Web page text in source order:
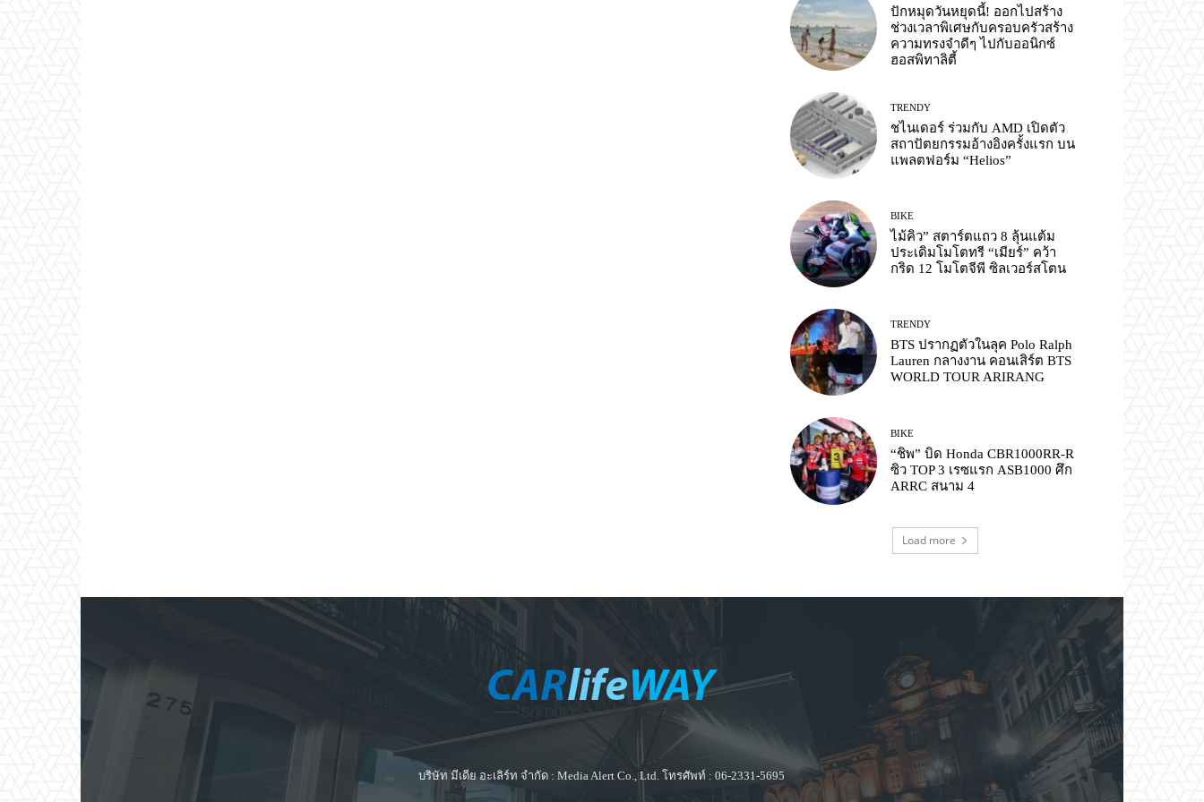
ปักหมุดวันหยุดนี้! ออกไปสร้าง
ช่วงเวลาพิเศษกับครอบครัวสร้าง
ความทรงจำดีๆ ไปกับออนิกซ์
ฮอสพิทาลิตี้
TRENDY
ชไนเดอร์ ร่วมกับ AMD เปิดตัว
สถาปัตยกรรมอ้างอิงครั้งแรก บน
แพลตฟอร์ม “Helios”
BIKE
ไม้คิว” สตาร์ตแถว 8 ลุ้นแต้ม
ประเดิมโมโตทรี “เมียร์” คว้า
กริด 12 โมโตจีพี ซิลเวอร์สโตน
TRENDY
BTS ปรากฏตัวในลุค Polo Ralph
Lauren กลางงาน คอนเสิร์ต BTS
WORLD TOUR ARIRANG
BIKE
“ชิพ” บิด Honda CBR1000RR-R
ซิว TOP 3 เรซแรก ASB1000 ศึก
ARRC สนาม 4
Load more
บริษัท มีเดีย อะเลิร์ท จำกัด : Media Alert Co., Ltd. โทรศัพท์ : 06-2331-5695